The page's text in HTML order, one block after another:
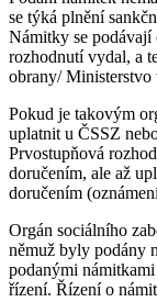
se týká plnění
Námitky se podávají
rozhodnutí vydal, a
obrany/ Ministerstvo
Pokud je takovým
uplatnit u ČSSZ
Prvostupňová
doručením, ale až
doručením
Orgán sociálního
němuž byly podány
podanými
řízení. Řízení o